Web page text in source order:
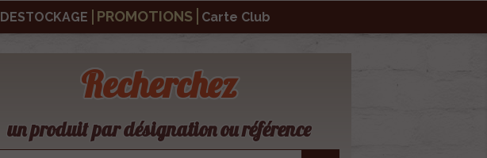
DESTOCKAGE PROMOTIONS Carte Club
Recherchez
un produit par désignation ou référence